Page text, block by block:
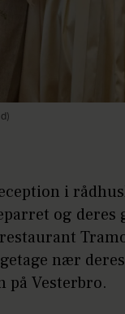
i
og
nær
på Vesterbro.